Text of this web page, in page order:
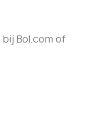
Bol.com of